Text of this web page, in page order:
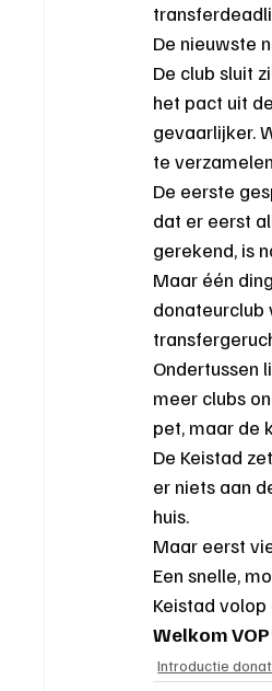
De nieuwste
De club sluit
het pact uit
gevaarlijker.
te
De eerste
dat er eerst
gerekend, is
Maar één
donateurclub
Ondertussen
meer clubs
pet, maar de
De Keistad
er niets aan
huis.
Maar eerst
Een snelle,
Keistad
Welkom
Introductie